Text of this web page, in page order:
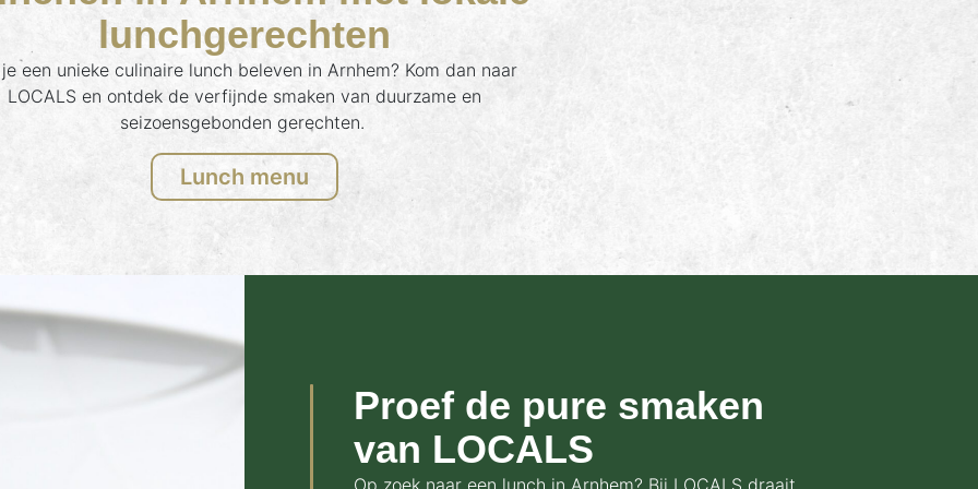
lunchgerechten
een unieke culinaire lunch beleven in Arnhem? Kom dan naar
LOCALS en ontdek de verfijnde smaken van duurzame en
seizoensgebonden gerechten.
Lunch menu
Proef de pure smaken
van LOCALS
Op zoek naar een lunch in Arnhem? Bij LOCALS draait